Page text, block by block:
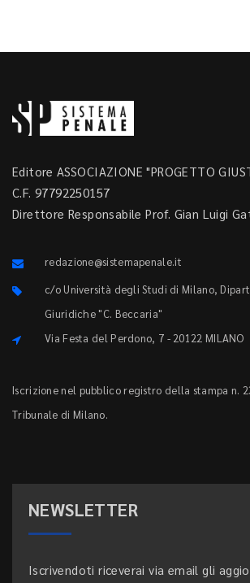
Editore ASSOCIAZIONE "PROGETTO
C.F. 97792250157
Direttore Responsabile Prof. Gian Luigi
redazione@sistemapenale.it
c/o Università degli Studi di Milano,
Giuridiche "C. Beccaria"
Via Festa del Perdono, 7 - 20122 MILANO
Iscrizione nel pubblico registro della stampa n.
Tribunale di Milano.
NEWSLETTER
Iscrivendoti riceverai via email gli